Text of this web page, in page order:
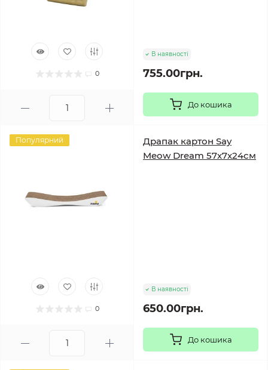
0
В наявності
755.00грн.
До кошика
Популярний
0
Драпак картон Say
Meow Dream 57х7х24см
В наявності
650.00грн.
До кошика